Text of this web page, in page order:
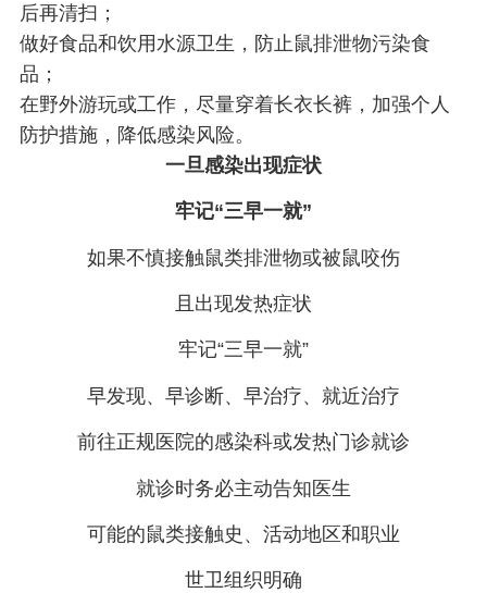
后再清扫；
做好食品和饮用水源卫生，防止鼠排泄物污染食
品；
在野外游玩或工作，尽量穿着长衣长裤，加强个人
防护措施，降低感染风险。
一旦感染出现症状
牢记“三早一就”
如果不慎接触鼠类排泄物或被鼠咬伤
且出现发热症状
牢记“三早一就”
早发现、早诊断、早治疗、就近治疗
前往正规医院的感染科或发热门诊就诊
就诊时务必主动告知医生
可能的鼠类接触史、活动地区和职业
世卫组织明确